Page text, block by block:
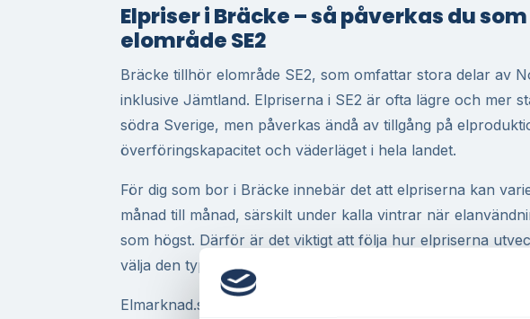
Elpriser i Bräcke – så påverkas du
elområde SE2
Bräcke tillhör elområde SE2, som omfattar stora delar av
inklusive Jämtland. Elpriserna i SE2 är ofta lägre och mer
södra Sverige, men påverkas ändå av tillgång på
överföringskapacitet och väderläget i hela landet.
För dig som bor i Bräcke innebär det att elpriserna kan
månad till månad, särskilt under kalla vintrar när
som högst. Därför är det viktigt att följa hur elpriserna
välja den typ av elavtal som passar din förbrukningsprofil.
Elmarknad.se hjälper dig att jämföra elavtal från över 150